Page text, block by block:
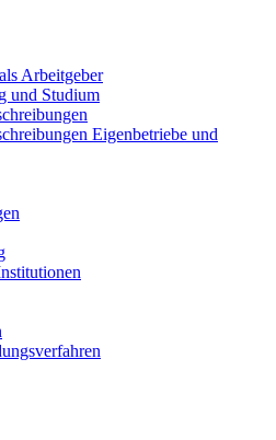
Arbeitgeber
und Studium
Eigenbetriebe und